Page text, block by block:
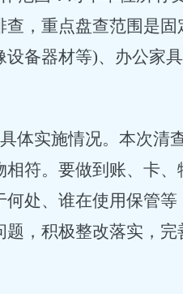
，重点盘查范围是
设备器材等)、办公家
体实施情况。本次清
相符。要做到账、卡
处、谁在使用保管等
，积极整改落实，